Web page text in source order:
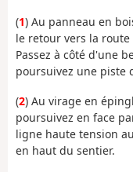
(1) Au panneau en
le retour vers la route
Passez à côté d'une
poursuivez une piste
(2) Au virage en
poursuivez en face
ligne haute tension
en haut du sentier.